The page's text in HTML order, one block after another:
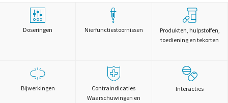
Doseringen Nierfunctiestoornissen
Produkten, hulpstoffen,
toediening en tekorten
Bijwerkingen
Contraindicaties
Waarschuwingen en
Interacties